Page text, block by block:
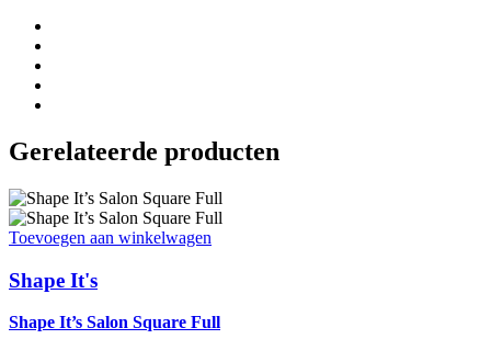
Gerelateerde producten
Toevoegen aan winkelwagen
Shape It's
Shape It’s Salon Square Full